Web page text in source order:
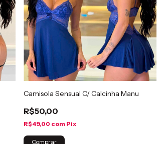
Camisola Sensual C/ Calcinha Manu
R$50,00
R$49,00 com Pix
Comprar